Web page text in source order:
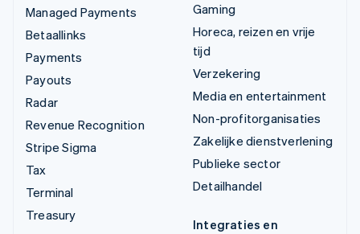
Managed Payments
Betaallinks
Payments
Payouts
Radar
Revenue Recognition
Stripe Sigma
Tax
Terminal
Treasury
Gaming
Horeca, reizen en vrije
tijd
Verzekering
Media en entertainment
Non-profitorganisaties
Zakelijke dienstverlening
Publieke sector
Detailhandel
Integraties en